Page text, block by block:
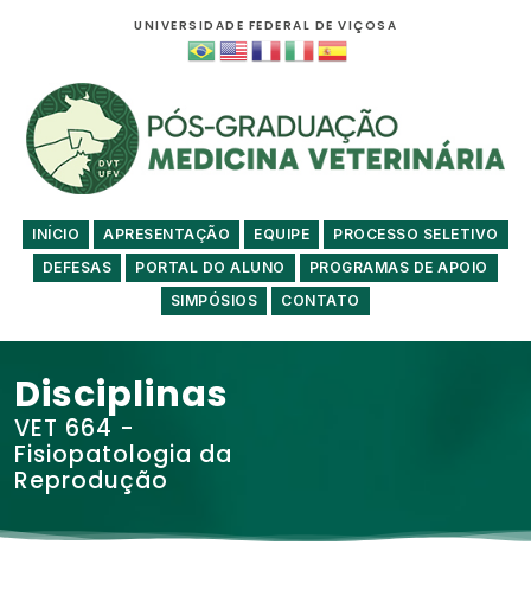
UNIVERSIDADE FEDERAL DE VIÇOSA
INÍCIO APRESENTAÇÃO EQUIPE
PROCESSO SELETIVO
DEFESAS
PORTAL DO ALUNO
PROGRAMAS DE APOIO
SIMPÓSIOS
CONTATO
Disciplinas
VET 664 -
Fisiopatologia da
Reprodução